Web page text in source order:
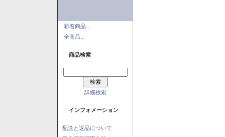
新着商品...
全商品...
商品検索
詳細検索
インフォメーション
配送と返品について